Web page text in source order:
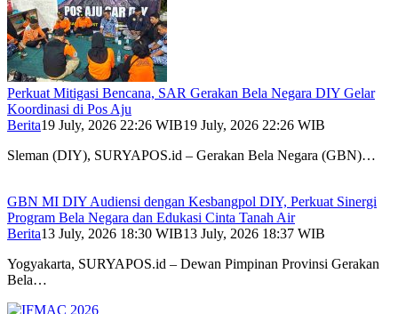
Perkuat Mitigasi Bencana, SAR Gerakan Bela Negara DIY Gelar
Koordinasi di Pos Aju
Berita19 July, 2026 22:26 WIB19 July, 2026 22:26 WIB
Sleman (DIY), SURYAPOS.id – Gerakan Bela Negara (GBN)…
GBN MI DIY Audiensi dengan Kesbangpol DIY, Perkuat Sinergi
Program Bela Negara dan Edukasi Cinta Tanah Air
Berita13 July, 2026 18:30 WIB13 July, 2026 18:37 WIB
Yogyakarta, SURYAPOS.id – Dewan Pimpinan Provinsi Gerakan
Bela…